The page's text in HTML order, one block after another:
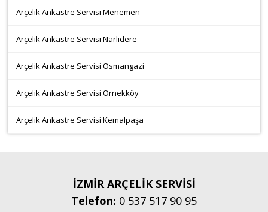
Arçelik Ankastre Servisi Menemen
Arçelik Ankastre Servisi Narlıdere
Arçelik Ankastre Servisi Osmangazi
Arçelik Ankastre Servisi Örnekköy
Arçelik Ankastre Servisi Kemalpaşa
İZMİR ARÇELİK SERVİSİ
Telefon: 0 537 517 90 95